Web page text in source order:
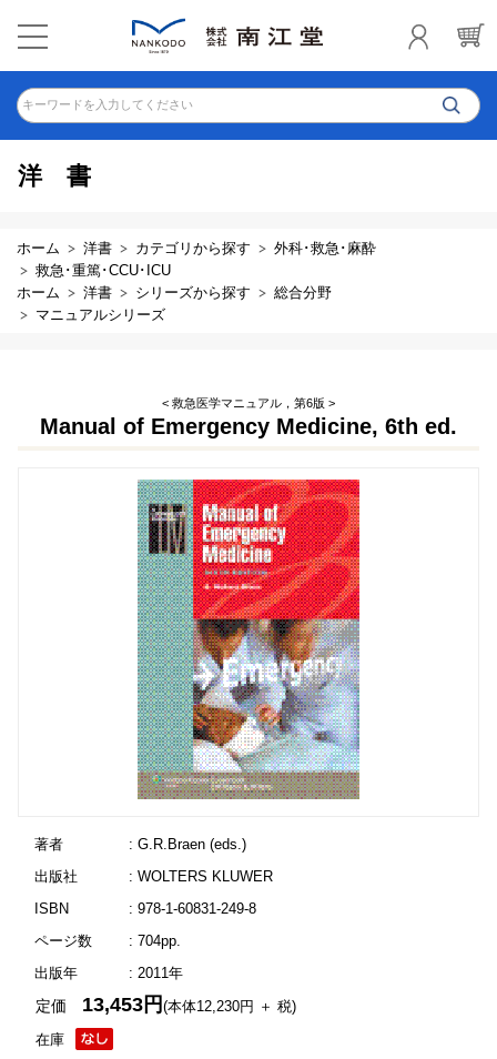
キーワードを入力してください
洋書
ホーム 洋書 カテゴリから探す
外科･救急･麻酔
救急･重篤･CCU･ICU
ホーム
洋書 シリーズから探す
総合分野
マニュアルシリーズ
< 救急医学マニュアル，第6版 >
Manual of Emergency Medicine, 6th ed.
著者
: G.R.Braen (eds.)
出版社
: WOLTERS KLUWER
ISBN
: 978-1-60831-249-8
ページ数
: 704pp.
出版年
: 2011年
在庫
定価 13,453円(本体12,230円 ＋ 税)